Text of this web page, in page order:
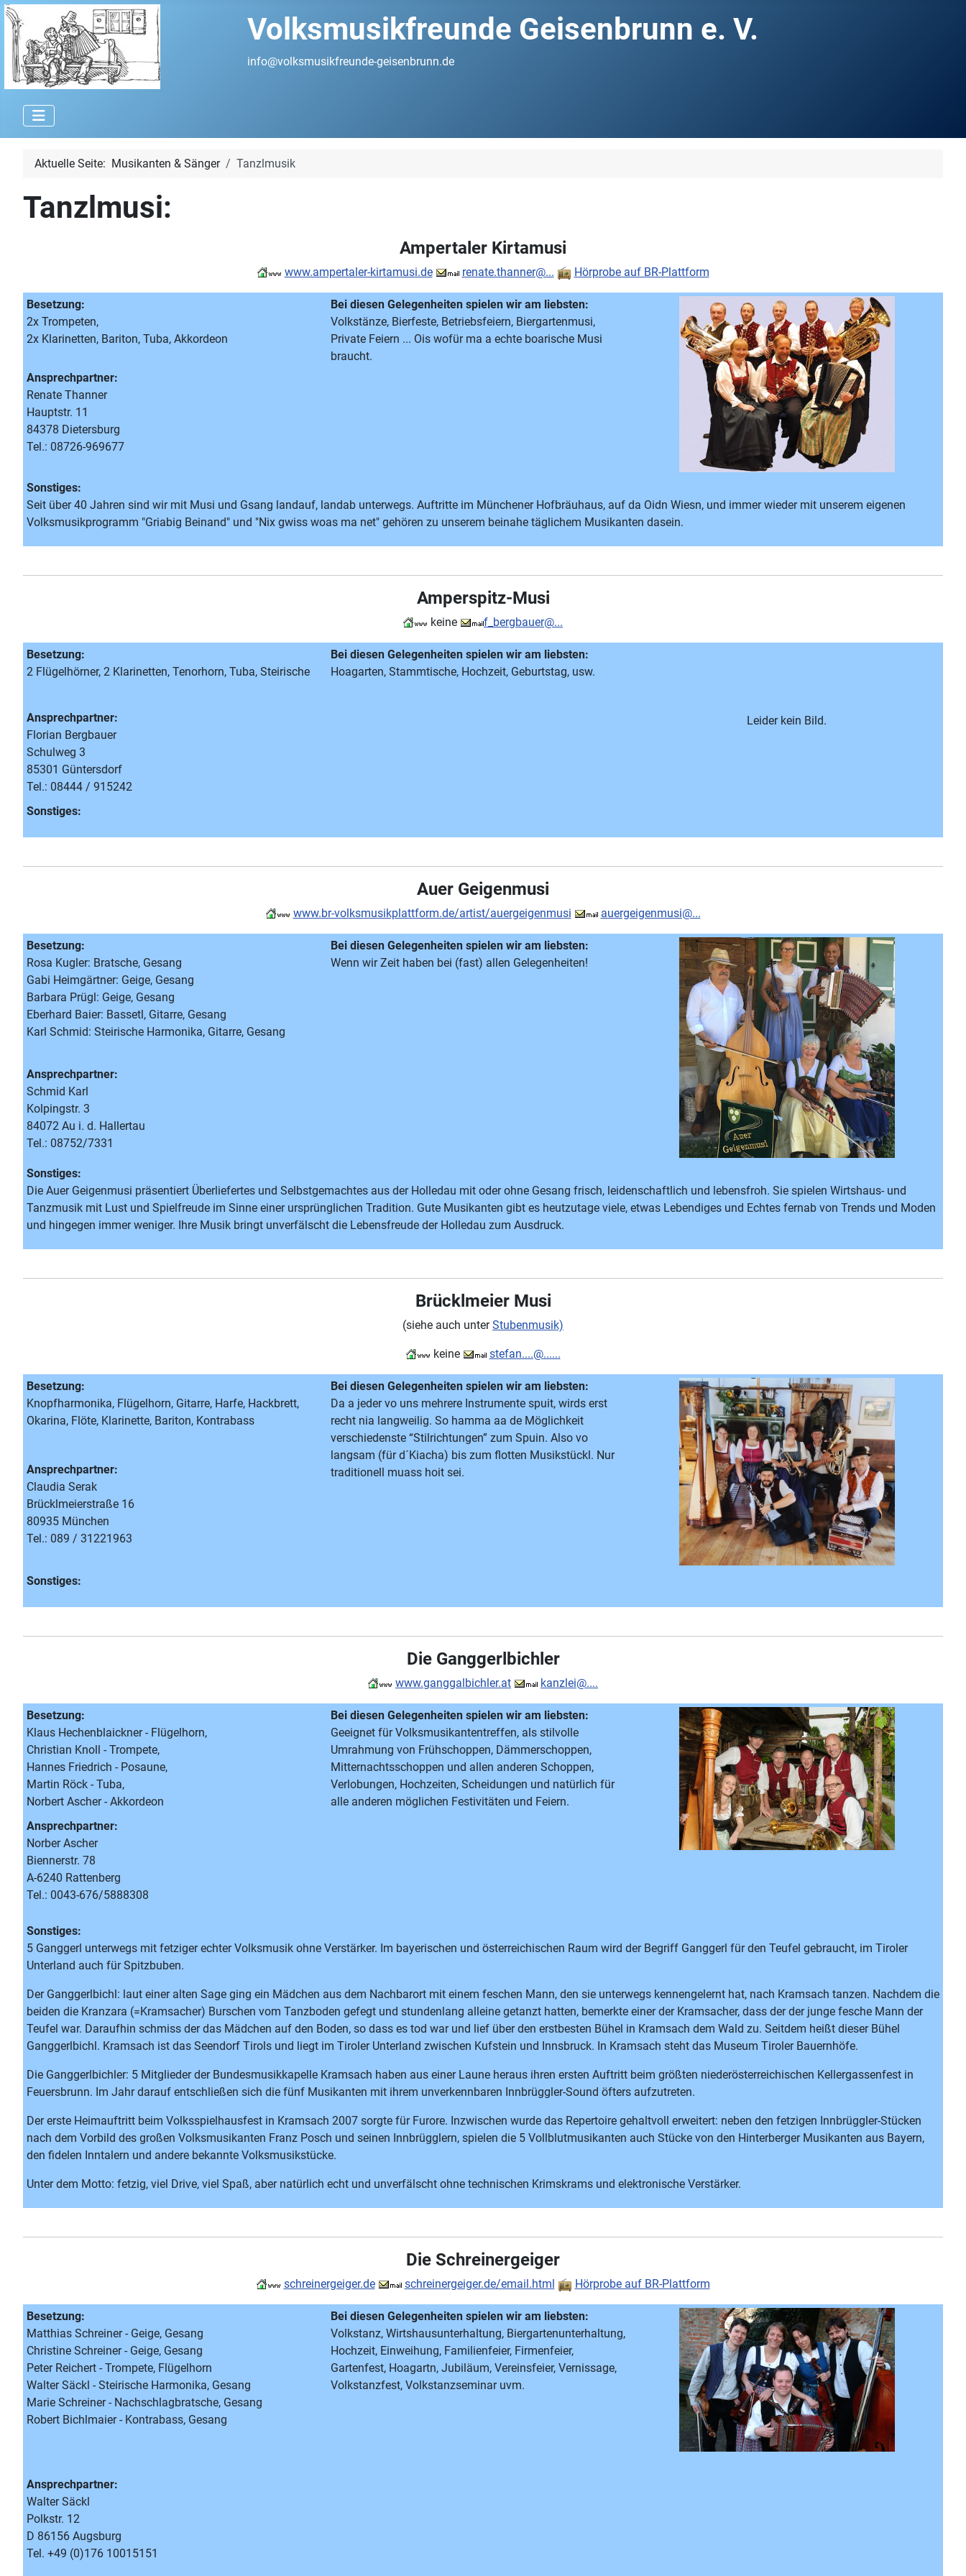
Volksmusikfreunde Geisenbrunn e. V.
info@volksmusikfreunde-geisenbrunn.de
Aktuelle Seite: Musikanten & Sänger Tanzlmusik
Tanzlmusi:
Ampertaler Kirtamusi
www.ampertaler-kirtamusi.de renate.thanner@... Hörprobe auf BR-Plattform
Besetzung:
2x Trompeten,
2x Klarinetten, Bariton, Tuba, Akkordeon
Bei diesen Gelegenheiten spielen wir am liebsten:
Volkstänze, Bierfeste, Betriebsfeiern, Biergartenmusi,
Private Feiern ... Ois wofür ma a echte boarische Musi
braucht.
Ansprechpartner:
Renate Thanner
Hauptstr. 11
84378 Dietersburg
Tel.: 08726-969677
Sonstiges:
Seit über 40 Jahren sind wir mit Musi und Gsang landauf, landab unterwegs. Auftritte im Münchener Hofbräuhaus, auf da Oidn Wiesn, und immer wieder mit unserem eigenen
Volksmusikprogramm "Griabig Beinand" und "Nix gwiss woas ma net" gehören zu unserem beinahe täglichem Musikanten dasein.
Amperspitz-Musi
keine f_bergbauer@...
Besetzung:
2 Flügelhörner, 2 Klarinetten, Tenorhorn, Tuba, Steirische
Bei diesen Gelegenheiten spielen wir am liebsten:
Hoagarten, Stammtische, Hochzeit, Geburtstag, usw.
Leider kein Bild.
Ansprechpartner:
Florian Bergbauer
Schulweg 3
85301 Güntersdorf
Tel.: 08444 / 915242
Sonstiges:
Auer Geigenmusi
www.br-volksmusikplattform.de/artist/auergeigenmusi auergeigenmusi@...
Besetzung:
Rosa Kugler: Bratsche, Gesang
Gabi Heimgärtner: Geige, Gesang
Barbara Prügl: Geige, Gesang
Eberhard Baier: Bassetl, Gitarre, Gesang
Karl Schmid: Steirische Harmonika, Gitarre, Gesang
Bei diesen Gelegenheiten spielen wir am liebsten:
Wenn wir Zeit haben bei (fast) allen Gelegenheiten!
Ansprechpartner:
Schmid Karl
Kolpingstr. 3
84072 Au i. d. Hallertau
Tel.: 08752/7331
Sonstiges:
Die Auer Geigenmusi präsentiert Überliefertes und Selbstgemachtes aus der Holledau mit oder ohne Gesang frisch, leidenschaftlich und lebensfroh. Sie spielen Wirtshaus- und
Tanzmusik mit Lust und Spielfreude im Sinne einer ursprünglichen Tradition. Gute Musikanten gibt es heutzutage viele, etwas Lebendiges und Echtes fernab von Trends und Moden
und hingegen immer weniger. Ihre Musik bringt unverfälscht die Lebensfreude der Holledau zum Ausdruck.
Brücklmeier Musi
(siehe auch unterStubenmusik)
keine stefan....@......
Besetzung:
Knopfharmonika, Flügelhorn, Gitarre, Harfe, Hackbrett,
Okarina, Flöte, Klarinette, Bariton, Kontrabass
Bei diesen Gelegenheiten spielen wir am liebsten:
Da a jeder vo uns mehrere Instrumente spuit, wirds erst
recht nia langweilig. So hamma aa de Möglichkeit
verschiedenste “Stilrichtungen” zum Spuin. Also vo
langsam (für d´Kiacha) bis zum flotten Musikstückl. Nur
traditionell muass hoit sei.
Ansprechpartner:
Claudia Serak
Brücklmeierstraße 16
80935 München
Tel.: 089 / 31221963
Sonstiges:
Die Ganggerlbichler
www.ganggalbichler.at kanzlei@....
Besetzung:
Klaus Hechenblaickner - Flügelhorn,
Christian Knoll - Trompete,
Hannes Friedrich - Posaune,
Martin Röck - Tuba,
Norbert Ascher - Akkordeon
Bei diesen Gelegenheiten spielen wir am liebsten:
Geeignet für Volksmusikantentreffen, als stilvolle
Umrahmung von Frühschoppen, Dämmerschoppen,
Mitternachtsschoppen und allen anderen Schoppen,
Verlobungen, Hochzeiten, Scheidungen und natürlich für
alle anderen möglichen Festivitäten und Feiern.
Ansprechpartner:
Norber Ascher
Biennerstr. 78
A-6240 Rattenberg
Tel.: 0043-676/5888308
Sonstiges:
5 Ganggerl unterwegs mit fetziger echter Volksmusik ohne Verstärker. Im bayerischen und österreichischen Raum wird der Begriff Ganggerl für den Teufel gebraucht, im Tiroler
Unterland auch für Spitzbuben.
Der Ganggerlbichl: laut einer alten Sage ging ein Mädchen aus dem Nachbarort mit einem feschen Mann, den sie unterwegs kennengelernt hat, nach Kramsach tanzen. Nachdem die
beiden die Kranzara (=Kramsacher) Burschen vom Tanzboden gefegt und stundenlang alleine getanzt hatten, bemerkte einer der Kramsacher, dass der der junge fesche Mann der
Teufel war. Daraufhin schmiss der das Mädchen auf den Boden, so dass es tod war und lief über den erstbesten Bühel in Kramsach dem Wald zu. Seitdem heißt dieser Bühel
Ganggerlbichl. Kramsach ist das Seendorf Tirols und liegt im Tiroler Unterland zwischen Kufstein und Innsbruck. In Kramsach steht das Museum Tiroler Bauernhöfe.
Die Ganggerlbichler: 5 Mitglieder der Bundesmusikkapelle Kramsach haben aus einer Laune heraus ihren ersten Auftritt beim größten niederösterreichischen Kellergassenfest in
Feuersbrunn. Im Jahr darauf entschließen sich die fünf Musikanten mit ihrem unverkennbaren Innbrüggler-Sound öfters aufzutreten.
Der erste Heimauftritt beim Volksspielhausfest in Kramsach 2007 sorgte für Furore. Inzwischen wurde das Repertoire gehaltvoll erweitert: neben den fetzigen Innbrüggler-Stücken
nach dem Vorbild des großen Volksmusikanten Franz Posch und seinen Innbrügglern, spielen die 5 Vollblutmusikanten auch Stücke von den Hinterberger Musikanten aus Bayern,
den fidelen Inntalern und andere bekannte Volksmusikstücke.
Unter dem Motto: fetzig, viel Drive, viel Spaß, aber natürlich echt und unverfälscht ohne technischen Krimskrams und elektronische Verstärker.
Die Schreinergeiger
schreinergeiger.de schreinergeiger.de/email.html Hörprobe auf BR-Plattform
Besetzung:
Matthias Schreiner - Geige, Gesang
Christine Schreiner - Geige, Gesang
Peter Reichert - Trompete, Flügelhorn
Walter Säckl - Steirische Harmonika, Gesang
Marie Schreiner - Nachschlagbratsche, Gesang
Robert Bichlmaier - Kontrabass, Gesang
Bei diesen Gelegenheiten spielen wir am liebsten:
Volkstanz, Wirtshausunterhaltung, Biergartenunterhaltung,
Hochzeit, Einweihung, Familienfeier, Firmenfeier,
Gartenfest, Hoagartn, Jubiläum, Vereinsfeier, Vernissage,
Volkstanzfest, Volkstanzseminar uvm.
Ansprechpartner:
Walter Säckl
Polkstr. 12
D 86156 Augsburg
Tel. +49 (0)176 10015151